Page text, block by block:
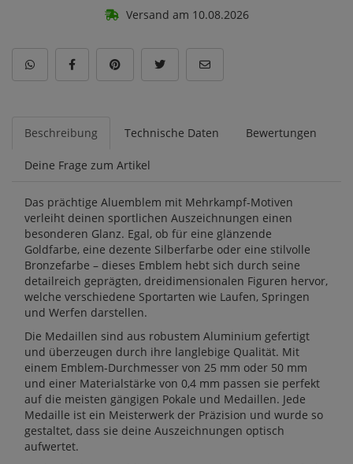
Versand am 10.08.2026
Beschreibung Technische Daten Bewertungen
Deine Frage zum Artikel
Das prächtige Aluemblem mit Mehrkampf-Motiven
verleiht deinen sportlichen Auszeichnungen einen
besonderen Glanz. Egal, ob für eine glänzende
Goldfarbe, eine dezente Silberfarbe oder eine stilvolle
Bronzefarbe – dieses Emblem hebt sich durch seine
detailreich geprägten, dreidimensionalen Figuren hervor,
welche verschiedene Sportarten wie Laufen, Springen
und Werfen darstellen.
Die Medaillen sind aus robustem Aluminium gefertigt
und überzeugen durch ihre langlebige Qualität. Mit
einem Emblem-Durchmesser von 25 mm oder 50 mm
und einer Materialstärke von 0,4 mm passen sie perfekt
auf die meisten gängigen Pokale und Medaillen. Jede
Medaille ist ein Meisterwerk der Präzision und wurde so
gestaltet, dass sie deine Auszeichnungen optisch
aufwertet.